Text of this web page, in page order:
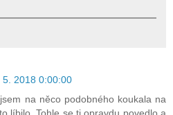
5. 2018 0:00:00
na něco podobného koukala na
líbilo. Tohle se ti opravdu povedlo a